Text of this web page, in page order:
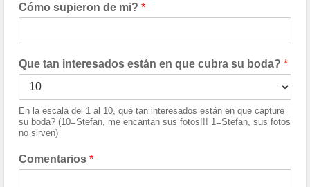
Cómo supieron de mi? *
Que tan interesados están en que cubra su boda? *
En la escala del 1 al 10, qué tan interesados están en que capture
su boda? (10=Stefan, me encantan sus fotos!!! 1=Stefan, sus fotos
no sirven)
Comentarios *